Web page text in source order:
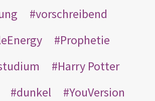
vorschreibend
Prophetie
Harry Potter
dunkel
YouVersion